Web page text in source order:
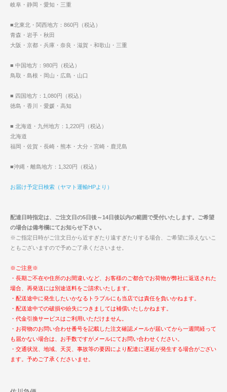
岐阜・静岡・愛知・三重
■北東北・関西地方：860円（税込）
青森・岩手・秋田
大阪・京都・兵庫・奈良・滋賀・和歌山・三重
■ 中国地方：980円（税込）
鳥取・島根・岡山・広島・山口
■ 四国地方：1,080円（税込）
徳島・香川・愛媛・高知
■ 北海道・九州地方：1,220円（税込）
北海道
福岡・佐賀・長崎・熊本・大分・宮崎・鹿児島
■沖縄・離島地方：1,320円（税込）
お届け予定日検索（ヤマト運輸HPより）
配達日時指定は、ご注文日の5日後～14日後以内の範囲で受付いたします。ご希望
の場合は備考欄にてお知らせ下さい。
※ご指定日時がご注文日から近すぎたり遠すぎたりする場合、ご希望に添えないこ
ともございますので予めご了承くださいませ。
※ご注意※
・長期ご不在や住所のお間違いなど、お客様のご都合でお荷物が弊社に返送された
場合、再発送には別途送料をご請求いたします。
・配送途中に発生したいかなるトラブルにも当店では責任を負いかねます。
・配送途中での破損や紛失につきましては補償いたしかねます。
・代金引換サービスはご利用いただけません。
・お荷物のお問い合わせ番号を記載した注文確認メールが届いてから一週間経って
も届かない場合は、お手数ですがメールにてお問い合わせください。
・交通状況、地域、天災、事故等の要因により配達に遅延が発生する場合がござい
ます。予めご了承くださいませ。